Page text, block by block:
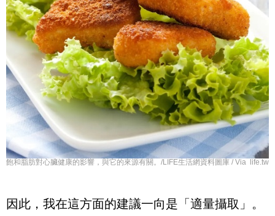
飽和脂肪對心臟健康的影響，與它的來源有關。/LIFE生活網資料圖庫 / Via life.tw
因此，我在這方面的建議一向是「適量攝取」。